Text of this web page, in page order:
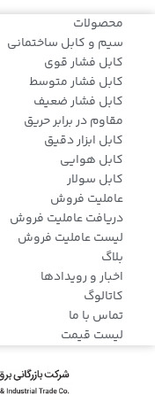
محصولات
سیم و کابل ساختمانی
کابل فشار قوی
کابل فشار متوسط
کابل فشار ضعیف
مقاوم در برابر حریق
کابل ابزار دقیق
کابل هوایی
کابل سولار
عاملیت فروش
دریافت عاملیت فروش
لیست عاملیت فروش
بلاگ
اخبار و رویدادها
کاتالوگ
تماس با ما
لیست قیمت